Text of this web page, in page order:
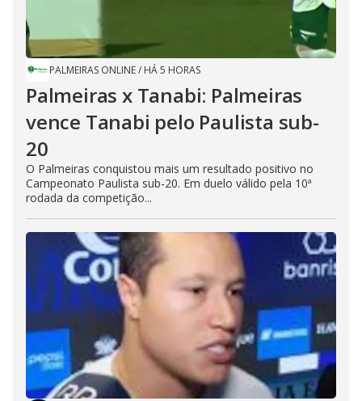
PALMEIRAS ONLINE/ HÁ 5 HORAS
Palmeiras x Tanabi: Palmeiras
vence Tanabi pelo Paulista sub-
20
O Palmeiras conquistou mais um resultado positivo no
Campeonato Paulista sub-20. Em duelo válido pela 10ª
rodada da competição...